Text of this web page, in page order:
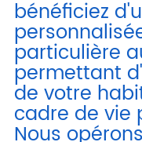
bénéficiez
particulière
permettant
de votre
cadre de vie
Nous